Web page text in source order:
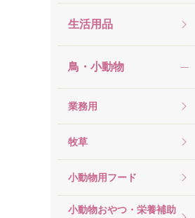
生活用品
鳥・小動物
業務用
牧草
小動物用フード
小動物おやつ・栄養補助